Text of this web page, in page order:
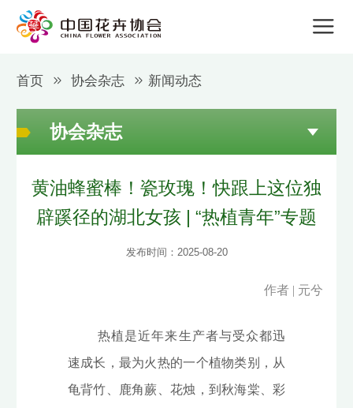
首页 协会杂志 新闻动态
协会杂志
黄油蜂蜜棒！瓷玫瑰！快跟上这位独
辟蹊径的湖北女孩 | “热植青年”专题
发布时间：2025-08-20
作者 | 元兮
热植是近年来生产者与受众都迅
速成长，最为火热的一个植物类别，从
龟背竹、鹿角蕨、花烛，到秋海棠、彩